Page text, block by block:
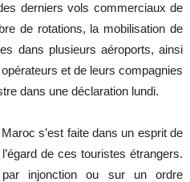
derniers vols commerciaux de
de rotations, la mobilisation de
dans plusieurs aéroports, ainsi
et de leurs compagnies
dans une déclaration lundi.
s’est faite dans un esprit de
de ces touristes étrangers.
par injonction ou sur un ordre